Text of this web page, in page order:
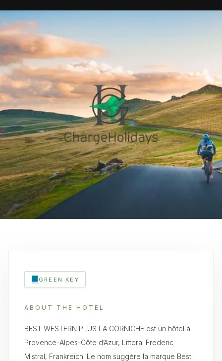
GREEN KEY
ABOUT THE HOTEL
BEST WESTERN PLUS LA CORNICHE est un hôtel à
Provence-Alpes-Côte d’Azur, Littoral Frederic
Mistral, Frankreich. Le nom suggère la marque Best